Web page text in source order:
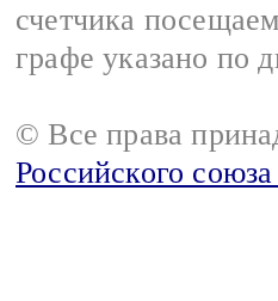
счетчика
графе указано по
© Все права
Российского